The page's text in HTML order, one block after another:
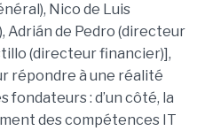
Nico de Luis
Adrián de Pedro (directeur
(directeur financier)],
répondre à une réalité
fondateurs : d’un côté, la
des compétences IT